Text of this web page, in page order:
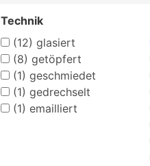
Technik
(12) glasiert
(8) getöpfert
(1) geschmiedet
(1) gedrechselt
(1) emailliert